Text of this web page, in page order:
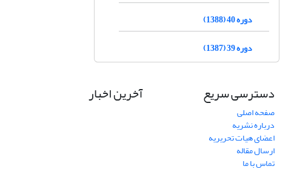
دوره 40 (1388)
دوره 39 (1387)
دسترسی سریع
صفحه اصلی
درباره نشریه
اعضای هیات تحریریه
ارسال مقاله
تماس با ما
آخرین اخبار